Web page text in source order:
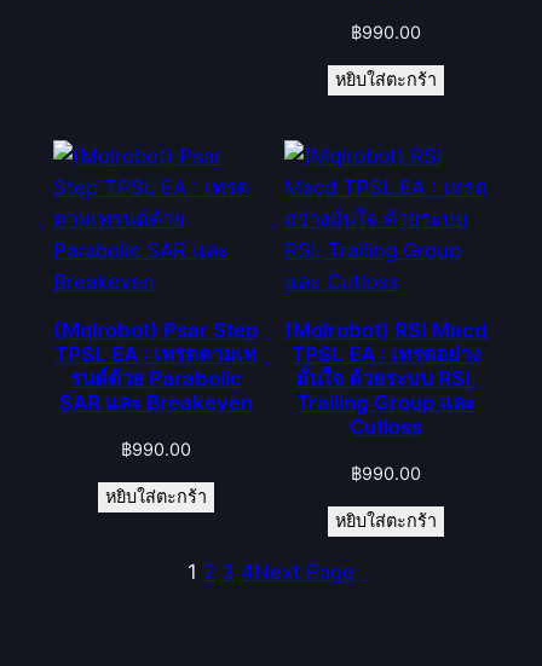
฿990.00
หยิบใส่ตะกร้า
(Mqlrobot) Psar Step
TPSL EA : เทรดตามเท
รนด์ด้วย Parabolic
SAR และ Breakeven
฿990.00
หยิบใส่ตะกร้า
(Mqlrobot) RSI Macd
TPSL EA : เทรดอย่าง
มั่นใจ ด้วยระบบ RSI,
Trailing Group และ
Cutloss
฿990.00
หยิบใส่ตะกร้า
1 2 3 4Next Page